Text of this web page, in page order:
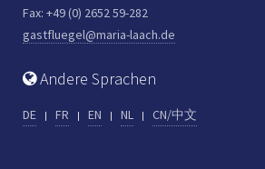
Fax: +49 (0) 2652 59-282
gastfluegel@maria-laach.de
Andere Sprachen
DE FR EN NL CN/中文